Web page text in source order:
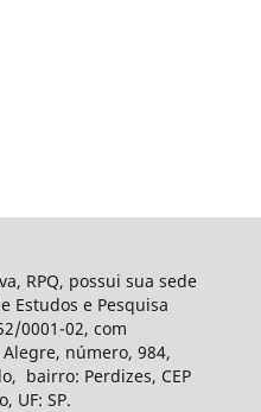
RPQ, possui sua sede
Estudos e Pesquisa
0001-02, com
número, 984,
bairro: Perdizes, CEP
UF: SP.